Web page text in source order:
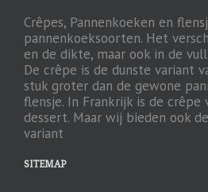
Crêpes, Pannenkoeken en
pannenkoeksoorten. Het
en de dikte, maar ook in de
De crêpe is de dunste variant
stuk groter dan de gewone
flensje. In Frankrijk is de crêpe
dessert. Maar wij bieden ook
variant
SITEMAP